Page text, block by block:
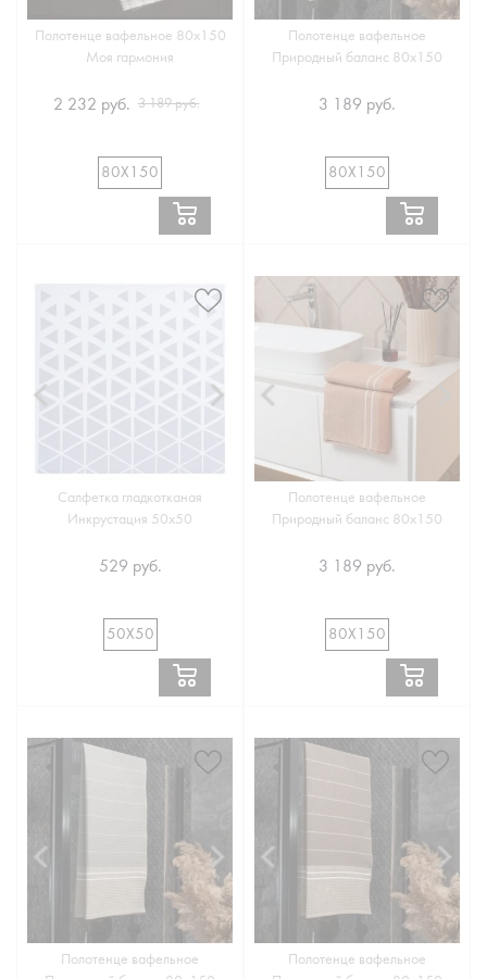
Полотенце вафельное 80х150
Моя гармония
2 232 руб. 3 189 руб.
80Х150
Полотенце вафельное
Природный баланс 80х150
3 189 руб.
80Х150
Салфетка гладкотканая
Инкрустация 50х50
529 руб.
50Х50
Полотенце вафельное
Природный баланс 80х150
3 189 руб.
80Х150
Полотенце вафельное
Полотенце вафельное